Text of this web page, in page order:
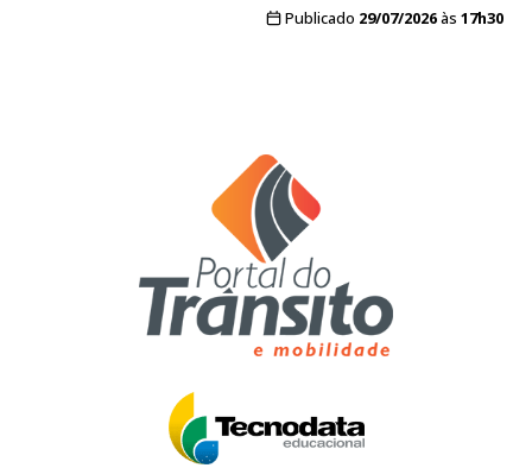
Publicado 29/07/2026às 17h30